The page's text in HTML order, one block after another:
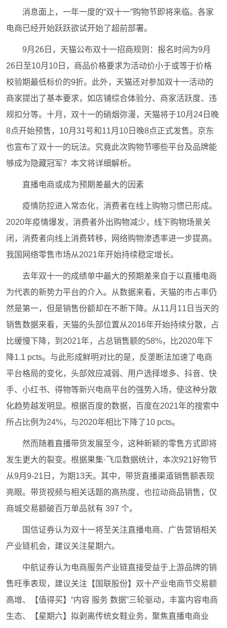
消息面上，一年一度的“双十一”购物节即将来临。各家
电商已经开始跃跃欲试开始了超前部署。
9月26日，天猫公布双十一招商规则：报名时间为9月
26日至10月10日，商品价格要求为活动价小于或等于价格
校验期最低标价的9折。此外，天猫还对参加双十一活动的
商家提出了基本要求，如店铺综合体验分、商家活跃度、违
规扣分等。十月，双十一的硝烟弥漫，天猫将于10月24日晚
8点开始预售，10月31号和11月10日晚8点正式发售。京东
也宣布了双十一的玩法。究竟此次购物节哪些平台及品牌能
够成为隐藏冠军？本文将详细解析。
直播电商或成为预期差最大的因素
疫情防控进入常态化，消费者在线上购物习惯已形成。
2020年疫情爆发，消费者外出购物减少，线下购物场景关
闭，消费者向线上消费转移，网络购物渗透率进一步提高。
我国网络零售市场从2021年开始持续稳定增长。
去年双十一的成绩单中最大的预期差来自于以直播电商
为代表的新势力平台的介入。从数据来看，天猫的市占率仍
然是第一，但是销售份额却在不断下降。从11月11日当天的
销售数据来看，天猫的头部位置从2016年开始持续分散，占
比缓慢下降，到2021年，占总销售额的58%，比2020年下
降1.1 pcts。与此形成鲜明对比的是，反垄断法加速了电商
平台格局的变化，头部效应减弱、用户选择增多、抖音、快
手、小红书、得物等新兴电商平台的强势入场，使这种分散
化趋势越发明显。根据百度的数据，百度在2021年的搜索中
所占比例为24%，与2020年相比下降了10 pcts。
然而随着直播带货发展至今，这种新颖的零售方式即将
发生更大的裂变。根据果集·飞瓜数据统计，本次921好物节
从9月9-21日，为期13天。其中，带货直播渠道销售额表现
亮眼。带货视频与相关话题的高热度，也拉动商品销售，仅
商城交易额破百万单品就有 397 个。
国信证券认为双十一将至关注直播电商、广告营销相关
产业链机会，建议关注星期六。
中航证券认为电商服务产业链直接受益于上游品牌的销
售旺季表现，建议关注【国联股份】双十产业电商节交易额
高增、【值得买】“内容 服务 数据”三轮驱动，丰富内容电商
生态、【星期六】拟剥离传统女鞋业务，聚焦直播电商业